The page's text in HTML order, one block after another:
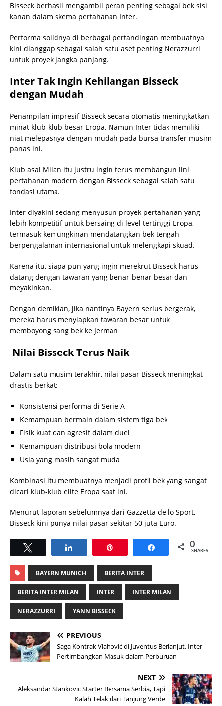
Bisseck berhasil mengambil peran penting sebagai bek sisi
kanan dalam skema pertahanan Inter.
Performa solidnya di berbagai pertandingan membuatnya
kini dianggap sebagai salah satu aset penting Nerazzurri
untuk proyek jangka panjang.
Inter Tak Ingin Kehilangan Bisseck
dengan Mudah
Penampilan impresif Bisseck secara otomatis meningkatkan
minat klub-klub besar Eropa. Namun Inter tidak memiliki
niat melepasnya dengan mudah pada bursa transfer musim
panas ini.
Klub asal Milan itu justru ingin terus membangun lini
pertahanan modern dengan Bisseck sebagai salah satu
fondasi utama.
Inter diyakini sedang menyusun proyek pertahanan yang
lebih kompetitif untuk bersaing di level tertinggi Eropa,
termasuk kemungkinan mendatangkan bek tengah
berpengalaman internasional untuk melengkapi skuad.
Karena itu, siapa pun yang ingin merekrut Bisseck harus
datang dengan tawaran yang benar-benar besar dan
meyakinkan.
Dengan demikian, jika nantinya Bayern serius bergerak,
mereka harus menyiapkan tawaran besar untuk
memboyong sang bek ke Jerman
Nilai Bisseck Terus Naik
Dalam satu musim terakhir, nilai pasar Bisseck meningkat
drastis berkat:
Konsistensi performa di Serie A
Kemampuan bermain dalam sistem tiga bek
Fisik kuat dan agresif dalam duel
Kemampuan distribusi bola modern
Usia yang masih sangat muda
Kombinasi itu membuatnya menjadi profil bek yang sangat
dicari klub-klub elite Eropa saat ini.
Menurut laporan sebelumnya dari Gazzetta dello Sport,
Bisseck kini punya nilai pasar sekitar 50 juta Euro.
Share 0
SHARES
BAYERN MUNICH BERITA INTER
BERITA INTER MILAN INTER INTER MILAN
NERAZZURRI YANN BISSECK
PREVIOUS
Saga Kontrak Vlahović di Juventus Berlanjut, Inter
Pertimbangkan Masuk dalam Perburuan
NEXT
Aleksandar Stankovic Starter Bersama Serbia, Tapi
Kalah Telak dari Tanjung Verde